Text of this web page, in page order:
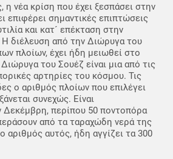
η νέα κρίση που έχει ξεσπάσει στην
επιφέρει σημαντικές επιπτώσεις
και κατ´ επέκταση στην
H διέλευση από την Διώρυγα του
πλοίων, έχει ήδη μειωθεί στο
του Σουέζ είναι μια από τις
αρτηρίες του κόσμου. Τις
ο αριθμός πλοίων που επιλέγει
συνεχώς. Είναι
Δεκέμβρη, περίπου 50 ποντοπόρα
από τα ταραχώδη νερά της
αυτός, ήδη αγγίζει τα 300